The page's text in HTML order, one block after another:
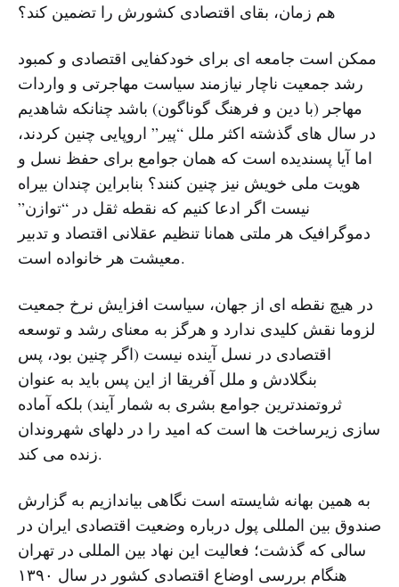
هم زمان، بقای اقتصادی کشورش را تضمین کند؟
ممکن است جامعه ای برای خودکفایی اقتصادی و کمبود
رشد جمعیت ناچار نیازمند سیاست مهاجرتی و واردات
مهاجر (با دین و فرهنگ گوناگون) باشد چنانکه شاهدیم
در سال های گذشته اکثر ملل “پیر” اروپایی چنین کردند،
اما آیا پسندیده است که همان جوامع برای حفظ نسل و
هویت ملی خویش نیز چنین کنند؟ بنابراین چندان بیراه
نیست اگر ادعا کنیم که نقطه ثقل در “توازن”
دموگرافیک هر ملتی همانا تنظیم عقلانی اقتصاد و تدبیر
معیشت هر خانواده است.
در هیچ نقطه ای از جهان، سیاست افزایش نرخ جمعیت
لزوما نقش کلیدی ندارد و هرگز به معنای رشد و توسعه
اقتصادی در نسل آینده نیست (اگر چنین بود، پس
بنگلادش و ملل آفریقا از این پس باید به عنوان
ثروتمندترین جوامع بشری به شمار آیند) بلکه آماده
سازی زیرساخت ها است که امید را در دلهای شهروندان
زنده می کند.
به همین بهانه شایسته است نگاهی بیاندازیم به گزارش
صندوق بین المللی پول درباره وضعیت اقتصادی ایران در
سالی که گذشت؛ فعالیت این نهاد بین المللی در تهران
هنگام بررسی اوضاع اقتصادی کشور در سال ۱۳۹۰